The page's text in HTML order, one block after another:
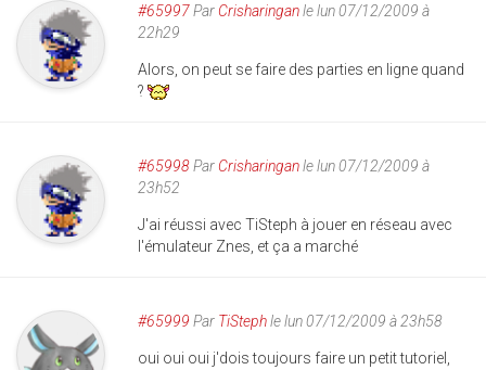
#65997Par Crisharinganle lun 07/12/2009 à
22h29
Alors, on peut se faire des parties en ligne quand
?
#65998Par Crisharinganle lun 07/12/2009 à
23h52
J'ai réussi avec TiSteph à jouer en réseau avec
l'émulateur Znes, et ça a marché
#65999 Par TiStephle lun 07/12/2009 à 23h58
oui oui oui j'dois toujours faire un petit tutoriel,